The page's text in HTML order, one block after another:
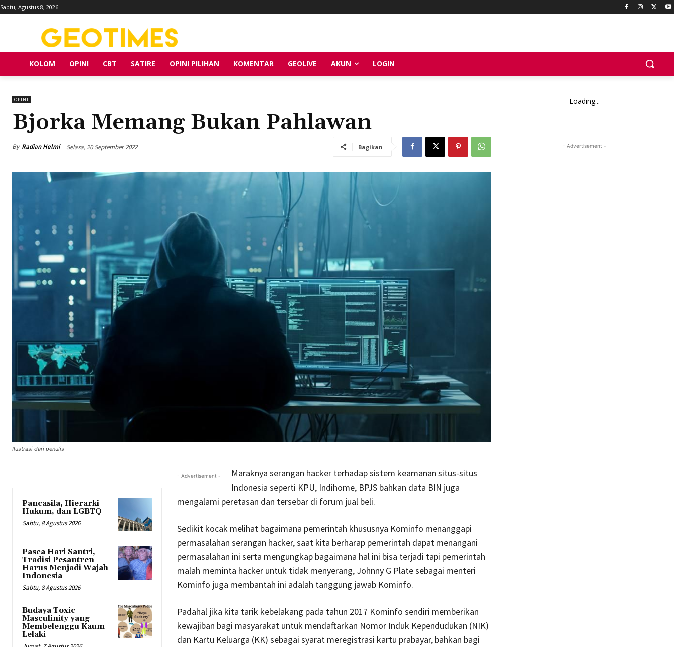
Sabtu, Agustus 8, 2026
KOLOM OPINI CBT SATIRE OPINI PILIHAN KOMENTAR GEOLIVE AKUN LOGIN
OPINI
Bjorka Memang Bukan Pahlawan
By Radian Helmi Selasa, 20 September 2022 Bagikan
Ilustrasi dari penulis
Pancasila, Hierarki
Hukum, dan LGBTQ
Sabtu, 8 Agustus 2026
Pasca Hari Santri,
Tradisi Pesantren
Harus Menjadi Wajah
Indonesia
Sabtu, 8 Agustus 2026
Budaya Toxic
Masculinity yang
Membelenggu Kaum
Lelaki
- Advertisement -
Maraknya serangan hacker terhadap sistem keamanan situs-situs
Indonesia seperti KPU, Indihome, BPJS bahkan data BIN juga
mengalami peretasan dan tersebar di forum jual beli.
Sedikit kocak melihat bagaimana pemerintah khususnya Kominfo menanggapi
permasalahan serangan hacker, saat kita berharap pemerintah dapat menangani
permasalahan ini serta mengungkap bagaimana hal ini bisa terjadi tapi pemerintah
malah meminta hacker untuk tidak menyerang, Johnny G Plate sebagai menteri
Kominfo juga membantah ini adalah tanggung jawab Kominfo.
Padahal jika kita tarik kebelakang pada tahun 2017 Kominfo sendiri memberikan
kewajiban bagi masyarakat untuk mendaftarkan Nomor Induk Kependudukan (NIK)
dan Kartu Keluarga (KK) sebagai syarat meregistrasi kartu prabayar, bahkan bagi
Loading...
- Advertisement -